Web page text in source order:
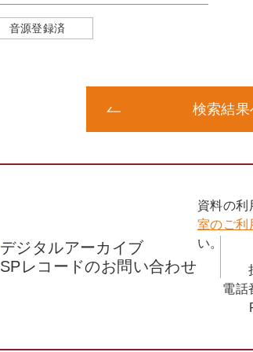
音源登録済
検索結果
デジタルアーカイブ
SPレコードのお問い合わせ
資料の利
室のご利
い。
電話